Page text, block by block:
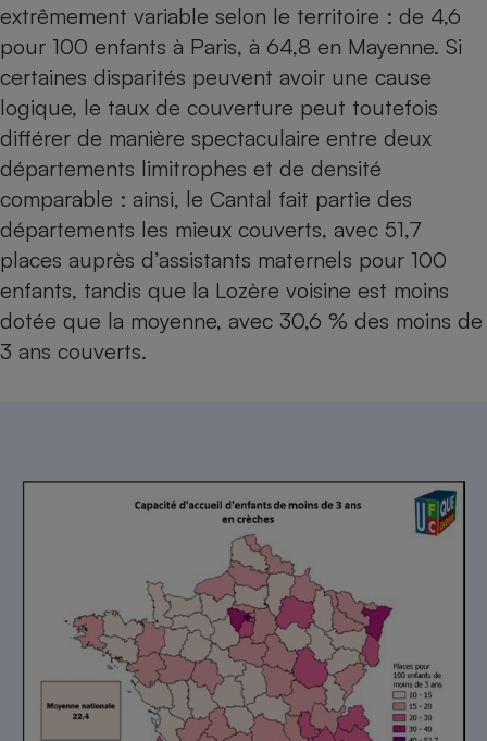
extrêmement variable selon le territoire : de 4,6
pour 100 enfants à Paris, à 64,8 en Mayenne. Si
certaines disparités peuvent avoir une cause
logique, le taux de couverture peut toutefois
différer de manière spectaculaire entre deux
départements limitrophes et de densité
comparable : ainsi, le Cantal fait partie des
départements les mieux couverts, avec 51,7
places auprès d’assistants maternels pour 100
enfants, tandis que la Lozère voisine est moins
dotée que la moyenne, avec 30,6 % des moins de
3 ans couverts.